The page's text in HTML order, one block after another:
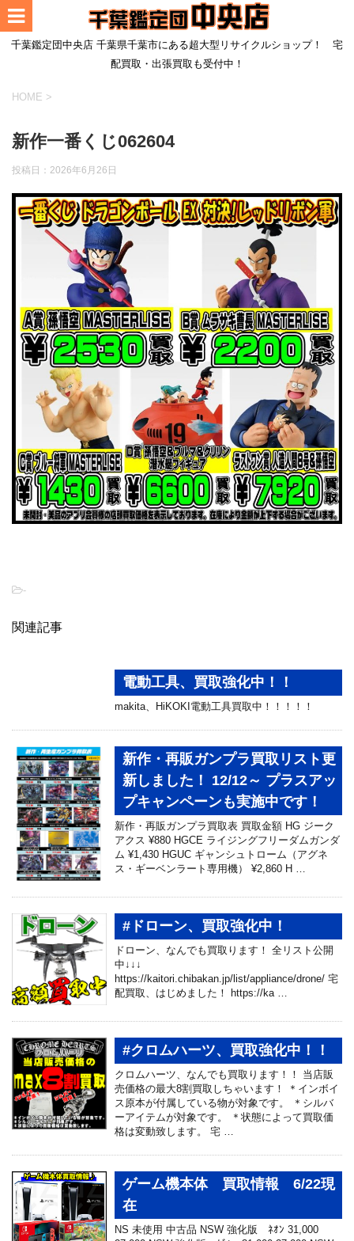
千葉鑑定団中央店 千葉県千葉市にある超大型リサイクルショップ！ 宅
配買取・出張買取も受付中！
HOME >
新作一番くじ062604
投稿日： 2026年6月26日
-
関連記事
電動工具、買取強化中！！
makita、HiKOKI電動工具買取中！！！！！
新作・再販ガンプラ買取リスト更
新しました！ 12/12～ プラスアッ
プキャンペーンも実施中です！
新作・再販ガンプラ買取表 買取金額 HG ジーク
アクス ¥880 HGCE ライジングフリーダムガンダ
ム ¥1,430 HGUC ギャンシュトローム（アグネ
ス・ギーベンラート専用機） ¥2,860 H …
#ドローン、買取強化中！
ドローン、なんでも買取ります！ 全リスト公開
中↓↓↓
https://kaitori.chibakan.jp/list/appliance/drone/ 宅
配買取、はじめました！ https://ka …
#クロムハーツ、買取強化中！！
クロムハーツ、なんでも買取ります！！ 当店販
売価格の最大8割買取しちゃいます！ ＊インボイ
ス原本が付属している物が対象です。 ＊シルバ
ーアイテムが対象です。 ＊状態によって買取価
格は変動致します。 宅 …
ゲーム機本体 買取情報 6/22現
在
NS 未使用 中古品 NSW 強化版 ﾈｵﾝ 31,000